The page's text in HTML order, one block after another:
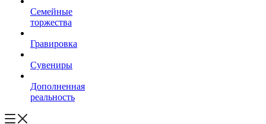
Семейные
торжества
Гравировка
Сувениры
Дополненная
реальность